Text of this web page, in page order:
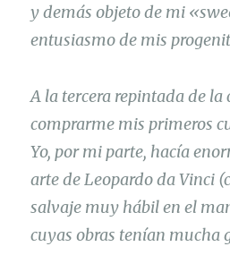
y demás objeto de mi
entusiasmo de mis
A la tercera repintada de la
comprarme mis primeros
Yo, por mi parte, hacía
arte de Leopardo da Vinci
salvaje muy hábil en el
cuyas obras tenían mucha